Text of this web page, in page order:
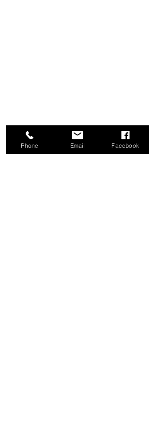
Phone Email Facebook